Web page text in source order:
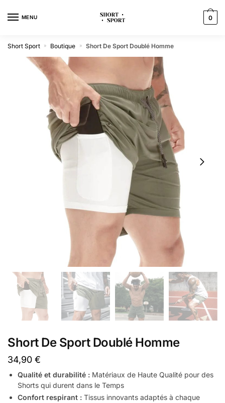
MENU 0
Short Sport » Boutique » Short De Sport Doublé Homme
Short De Sport Doublé Homme
34,90 €
Qualité et durabilité : Matériaux de Haute Qualité pour des
Shorts qui durent dans le Temps
Confort respirant : Tissus innovants adaptés à chaque